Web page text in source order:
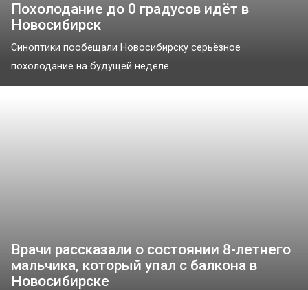
Похолодание до 0 градусов идёт в
Новосибирск
Синоптики пообещали Новосибирску серьёзное
похолодание на будущей неделе....
Врачи рассказали о состоянии 8-летнего
мальчика, который упал с балкона в
Новосибирске